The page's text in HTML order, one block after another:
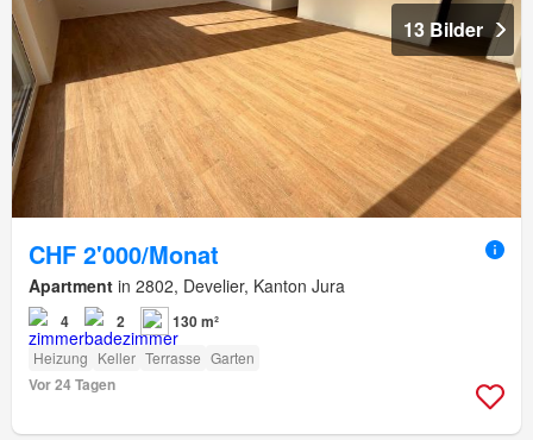
13 Bilder
CHF 2'000/Monat
Apartment in 2802, Develier, Kanton Jura
4 2 130 m²
Heizung Keller Terrasse Garten
Vor 24 Tagen